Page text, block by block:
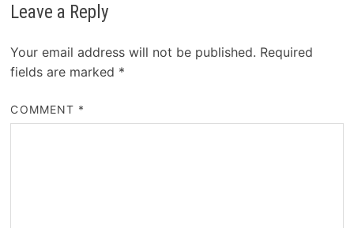
Leave a Reply
Your email address will not be published. Required
fields are marked *
COMMENT *